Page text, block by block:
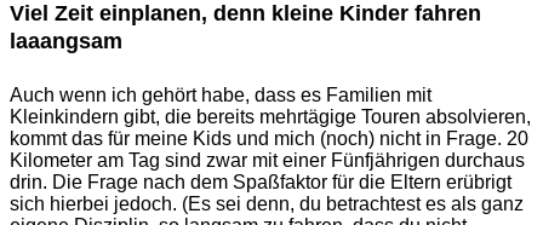
Viel Zeit einplanen, denn kleine Kinder fahren
laaangsam
Auch wenn ich gehört habe, dass es Familien mit
Kleinkindern gibt, die bereits mehrtägige Touren absolvieren,
kommt das für meine Kids und mich (noch) nicht in Frage. 20
Kilometer am Tag sind zwar mit einer Fünfjährigen durchaus
drin. Die Frage nach dem Spaßfaktor für die Eltern erübrigt
sich hierbei jedoch. (Es sei denn, du betrachtest es als ganz